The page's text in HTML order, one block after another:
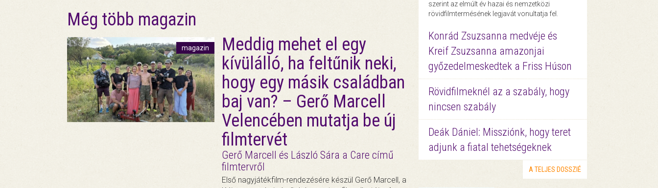
Még több magazin
magazin
Meddig mehet el egy
kívülálló, ha feltűnik neki,
hogy egy másik családban
baj van? – Gerő Marcell
Velencében mutatja be új
filmtervét
Gerő Marcell és László Sára a Care című
filmtervről
Első nagyjátékfilm-rendezésére készül Gerő Marcell, a
szerint az elmúlt év hazai és nemzetközi
rövidfilmtermésének legjavát vonultatja fel.
Konrád Zsuzsanna medvéje és
Kreif Zsuzsanna amazonjai
győzedelmeskedtek a Friss Húson
Rövidfilmeknél az a szabály, hogy
nincsen szabály
Deák Dániel: Missziónk, hogy teret
adjunk a fiatal tehetségeknek
A TELJES DOSSZIÉ